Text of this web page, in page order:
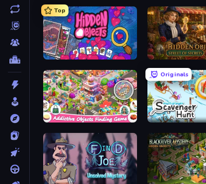
Top
Hidden Objects
Scavenger Hunt - Hidden Items
Originals
Scavenger Hunt -